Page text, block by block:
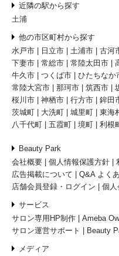
近隣の駅から探す
土浦
他の市区町村から探す
水戸市
日立市 土浦市 古河
下妻市
常総市 常陸太田市
牛久市
つくば市 ひたちなか
常陸大宮市
那珂市 筑西市
桜川市
神栖市 行方市 鉾田
茨城町
大洗町 城里町 東海
八千代町
五霞町 境町 利根
Beauty Park
会社概要
個人情報保護方針
広告掲載について
Q&A よく
店舗会員登録・ログイン
個人
サービス
サロン専用HP制作
Ameba
サロン運営サポート
Beauty
メディア